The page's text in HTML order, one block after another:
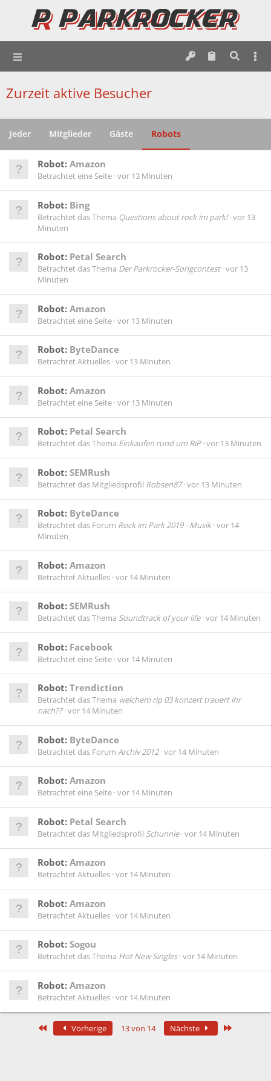
Zurzeit aktive Besucher
Jeder Mitglieder Gäste Robots
Robot: Amazon
Betrachtet eine Seite vor 13 Minuten
Robot: Bing
Betrachtet das Thema Questions about rock im park! vor 13
Minuten
Robot: Petal Search
Betrachtet das Thema Der Parkrocker-Songcontest vor 13
Minuten
Robot: Amazon
Betrachtet eine Seite vor 13 Minuten
Robot: ByteDance
Betrachtet Aktuelles vor 13 Minuten
Robot: Amazon
Betrachtet eine Seite vor 13 Minuten
Robot: Petal Search
Betrachtet das Thema Einkaufen rund um RiP vor 13 Minuten
Robot: SEMRush
Betrachtet das Mitgliedsprofil Robsen87 vor 13 Minuten
Robot: ByteDance
Betrachtet das Forum Rock im Park 2019 - Musik vor 14
Minuten
Robot: Amazon
Betrachtet Aktuelles vor 14 Minuten
Robot: SEMRush
Betrachtet das Thema Soundtrack of your life vor 14 Minuten
Robot: Facebook
Betrachtet eine Seite vor 14 Minuten
Robot: Trendiction
Betrachtet das Thema welchem rip 03 konzert trauert ihr
nach?? vor 14 Minuten
Robot: ByteDance
Betrachtet das Forum Archiv 2012 vor 14 Minuten
Robot: Amazon
Betrachtet eine Seite vor 14 Minuten
Robot: Petal Search
Betrachtet das Mitgliedsprofil Schunnie vor 14 Minuten
Robot: Amazon
Betrachtet Aktuelles vor 14 Minuten
Robot: Amazon
Betrachtet Aktuelles vor 14 Minuten
Robot: Sogou
Betrachtet das Thema Hot New Singles vor 14 Minuten
Robot: Amazon
Betrachtet Aktuelles vor 14 Minuten
Erste Vorherige 13 von 14 Nächste